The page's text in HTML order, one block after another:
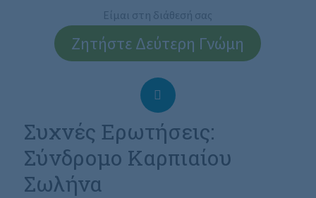
Είμαι στη διάθεσή σας
Ζητήστε Δεύτερη Γνώμη
Συχνές Ερωτήσεις:
Σύνδρομο Καρπιαίου
Σωλήνα